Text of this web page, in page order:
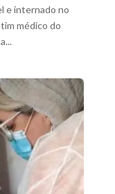
e internado no
médico do